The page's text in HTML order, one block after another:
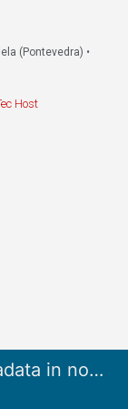
(Pontevedra) •
Host
Radio stream metadata in not available.